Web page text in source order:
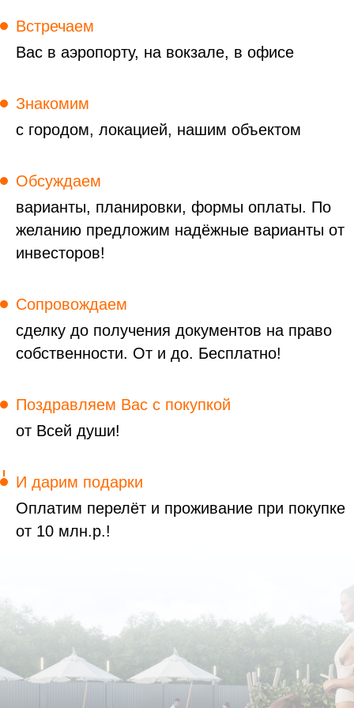
Встречаем
Вас в аэропорту, на вокзале, в офисе
Знакомим
с городом, локацией, нашим объектом
Обсуждаем
варианты, планировки, формы оплаты. По
желанию предложим надёжные варианты от
инвесторов!
Сопровождаем
сделку до получения документов на право
собственности. От и до. Бесплатно!
Поздравляем Вас с покупкой
от Всей души!
И дарим подарки
Оплатим перелёт и проживание при покупке
от 10 млн.р.!